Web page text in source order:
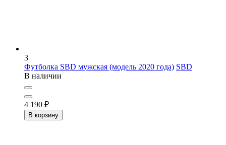
3
Футболка SBD мужская (модель 2020 года) SBD
В наличии
4 190 ₽
В корзину